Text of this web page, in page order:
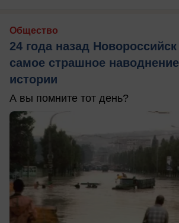
Общество
24 года назад
самое страшное
истории
А вы помните тот день?